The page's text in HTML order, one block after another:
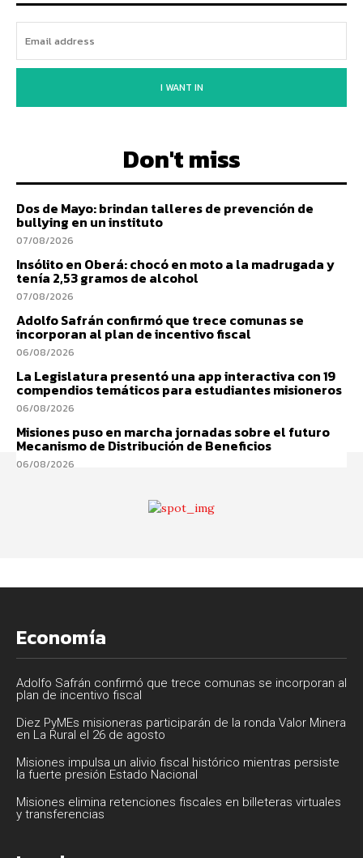
I WANT IN
Don't miss
Dos de Mayo: brindan talleres de prevención de
bullying en un instituto
07/08/2026
Insólito en Oberá: chocó en moto a la madrugada y
tenía 2,53 gramos de alcohol
07/08/2026
Adolfo Safrán confirmó que trece comunas se
incorporan al plan de incentivo fiscal
06/08/2026
La Legislatura presentó una app interactiva con 19
compendios temáticos para estudiantes misioneros
06/08/2026
Misiones puso en marcha jornadas sobre el futuro
Mecanismo de Distribución de Beneficios
06/08/2026
Economía
Adolfo Safrán confirmó que trece comunas se incorporan al
plan de incentivo fiscal
Diez PyMEs misioneras participarán de la ronda Valor Minera
en La Rural el 26 de agosto
Misiones impulsa un alivio fiscal histórico mientras persiste
la fuerte presión Estado Nacional
Misiones elimina retenciones fiscales en billeteras virtuales
y transferencias